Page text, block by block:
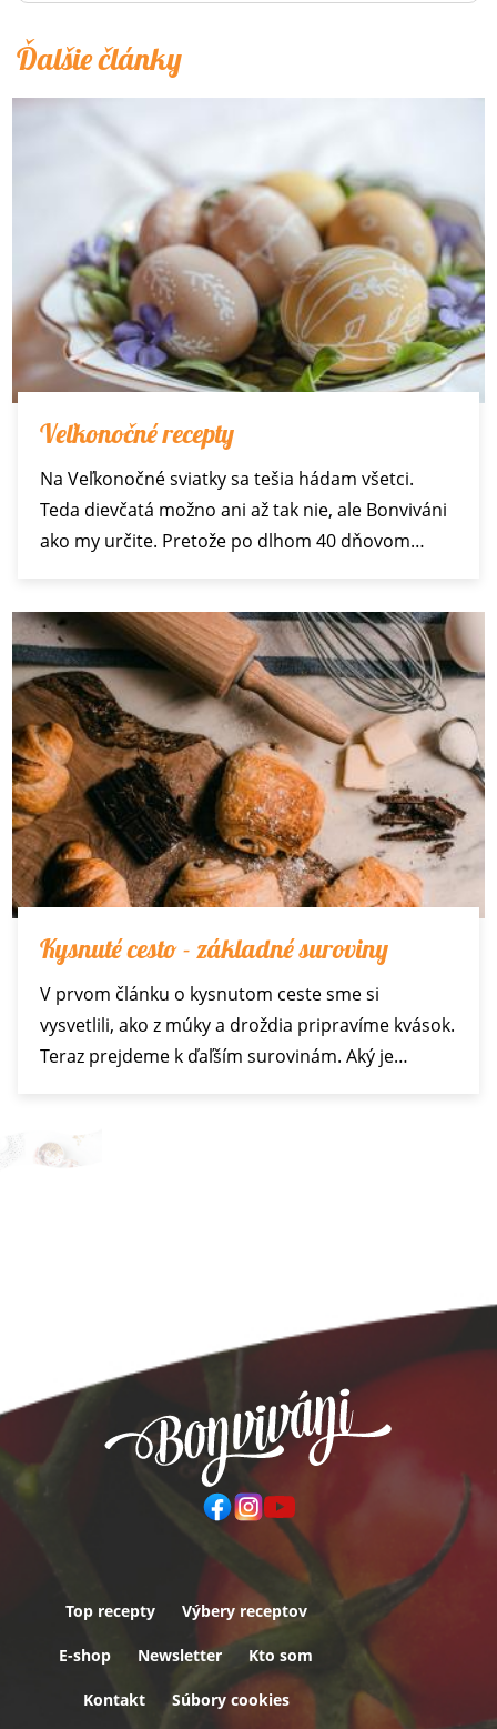
Ďalšie články
Veľkonočné recepty
Na Veľkonočné sviatky sa tešia hádam všetci.
Teda dievčatá možno ani až tak nie, ale Bonviváni
ako my určite. Pretože po dlhom 40 dňovom…
Kysnuté cesto - základné suroviny
V prvom článku o kysnutom ceste sme si
vysvetlili, ako z múky a droždia pripravíme kvások.
Teraz prejdeme k ďaľším surovinám. Aký je…
Top recepty Výbery receptov
E-shop Newsletter Kto som
Kontakt Súbory cookies